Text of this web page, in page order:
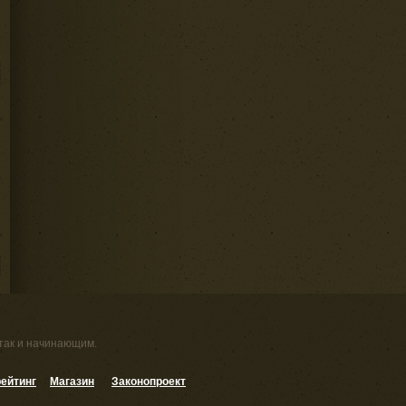
и начинающим.
Магазин Законопроект